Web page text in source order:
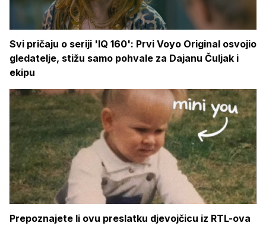
Svi pričaju o seriji 'IQ 160': Prvi Voyo Original osvojio
gledatelje, stižu samo pohvale za Dajanu Čuljak i
ekipu
Prepoznajete li ovu preslatku djevojčicu iz RTL-ova